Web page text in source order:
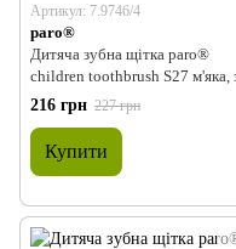
Артикул: 7.9746/4
paro®
Дитяча зубна щітка paro®
children toothbrush S27 м'яка,
монопучковою насадкою в
поліетиленовій упаковці,
салатова
216 грн 227 грн
Купити